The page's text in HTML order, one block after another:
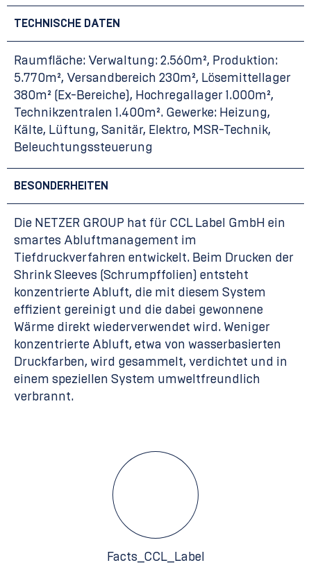
TECHNISCHE DATEN
Raumfläche: Verwaltung: 2.560m², Produktion:
5.770m², Versandbereich 230m², Lösemittellager
380m² (Ex-Bereiche), Hochregallager 1.000m²,
Technikzentralen 1.400m². Gewerke: Heizung,
Kälte, Lüftung, Sanitär, Elektro, MSR-Technik,
Beleuchtungssteuerung
BESONDERHEITEN
Die NETZER GROUP hat für CCL Label GmbH ein
smartes Abluftmanagement im
Tiefdruckverfahren entwickelt. Beim Drucken der
Shrink Sleeves (Schrumpffolien) entsteht
konzentrierte Abluft, die mit diesem System
effizient gereinigt und die dabei gewonnene
Wärme direkt wiederverwendet wird. Weniger
konzentrierte Abluft, etwa von wasserbasierten
Druckfarben, wird gesammelt, verdichtet und in
einem speziellen System umweltfreundlich
verbrannt.
Facts_CCL_Label